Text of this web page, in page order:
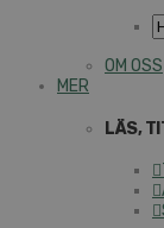
OM OSS
MER
LÄS,